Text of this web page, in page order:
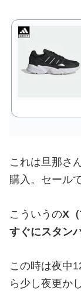
これは旦那さ
購入。セール
こういうのX
すぐにスタン
この時は夜中
ら少し夜更か